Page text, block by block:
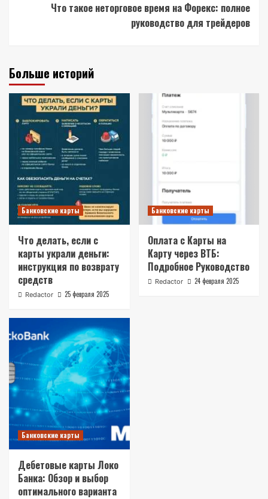
Что такое неторговое время на Форекс: полное
руководство для трейдеров
Больше историй
Банковские карты
Что делать, если с
карты украли деньги:
инструкция по возврату
средств
Redactor 25 февраля 2025
Банковские карты
Оплата с Карты на
Карту через ВТБ:
Подробное Руководство
Redactor 24 февраля 2025
Банковские карты
Дебетовые карты Локо
Банка: Обзор и выбор
оптимального варианта